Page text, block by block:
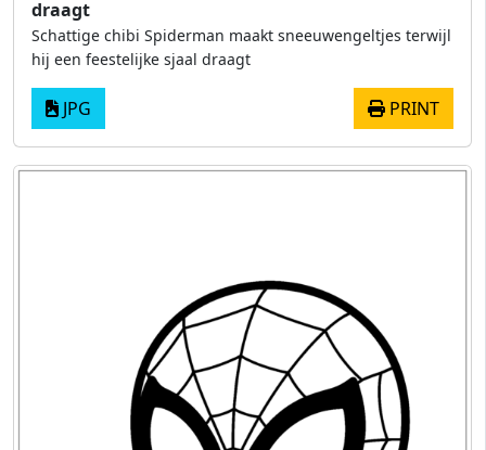
draagt
Schattige chibi Spiderman maakt sneeuwengeltjes terwijl
hij een feestelijke sjaal draagt
JPG PRINT